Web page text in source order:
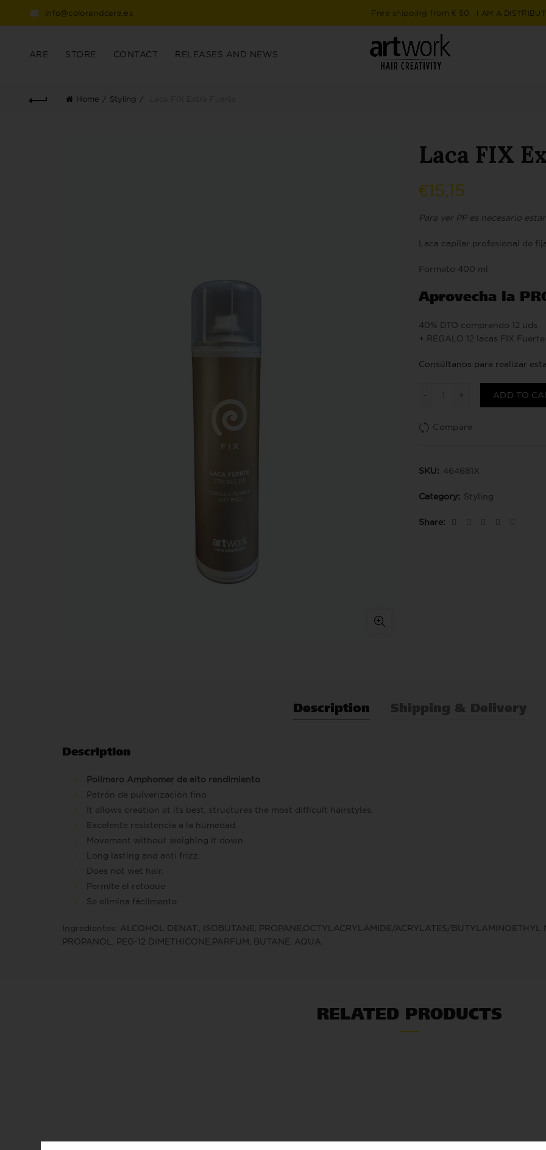
info@colorandcare.es Free shipping from € 50 I AM A
ARE STORE CONTACT RELEASES AND NEWS
Home Styling
Laca FIX
€15,15
Para ver PP es necesario
Laca capilar profesional de
Formato 400 ml
Aprovecha la
40% DTO comprando 12 uds
+ REGALO 12 lacas FIX
Consúltanos para realizar
ADD TO
Compare
SKU: 464681X
Category: Styling
Share
Description Shipping & Delivery
Description
Polímero Amphomer de alto rendimiento
Patrón de pulverización fino
It allows creation at its best, structures the most difficult hairstyles.
Excelente resistencia a la humedad.
Movement without weighing it down.
Long lasting and anti frizz.
Does not wet hair.
Permite el retoque
Se elimina fácilmente
Ingredientes: ALCOHOL DENAT., ISOBUTANE, PROPANE,OCTYLACRYLAMIDE/ACRYLATES/BUTYLAMINOETHYL
PROPANOL, PEG-12 DIMETHICONE,PARFUM, BUTANE, AQUA.
RELATED PRODUCTS